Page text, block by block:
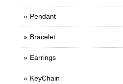
Pendant
Bracelet
Earrings
KeyChain